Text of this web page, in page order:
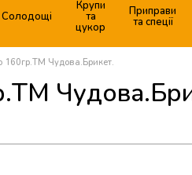
Солодощі
Крупи
та
цукор
Приправи
та спеції
160гр.ТМ Чудова.Брикет.